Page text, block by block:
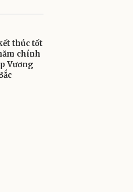
thúc tốt
chính
Vương